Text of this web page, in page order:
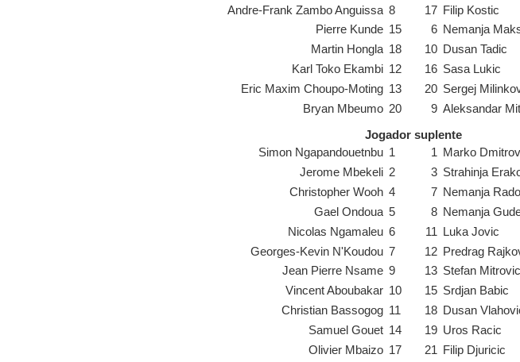
Andre-Frank Zambo Anguissa 8 17 Filip Kostic
Pierre Kunde 15 6 Nemanja
Martin Hongla 18 10 Dusan Tadic
Karl Toko Ekambi 12 16 Sasa Lukic
Eric Maxim Choupo-Moting 13 20 Sergej
Bryan Mbeumo 20 9 Aleksandar
Jogador suplente
Simon Ngapandouetnbu 1 1 Marko
Jerome Mbekeli 2 3 Strahinja
Christopher Wooh 4 7 Nemanja
Gael Ondoua 5 8 Nemanja
Nicolas Ngamaleu 6 11
Luka Jovic
Georges-Kevin N'Koudou 7 12 Predrag
Jean Pierre Nsame 9 13 Stefan Mitrovic
Vincent Aboubakar 10 15 Srdjan Babic
Christian Bassogog 11 18 Dusan
Samuel Gouet 14 19 Uros Racic
Olivier Mbaizo 17 21
Filip Djuricic